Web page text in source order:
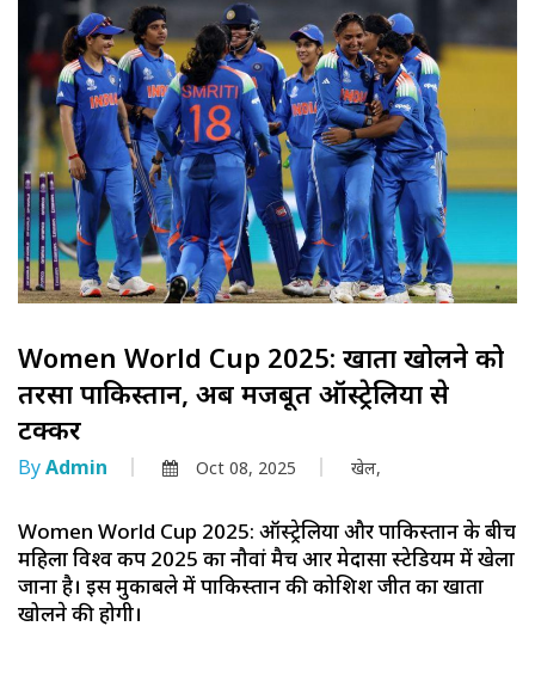
Women World Cup 2025: खाता खोलने को
तरसा पाकिस्तान, अब मजबूत ऑस्ट्रेलिया से
टक्कर
ByAdmin Oct 08, 2025 खेल,
Women World Cup 2025: ऑस्ट्रेलिया और पाकिस्तान के बीच
महिला विश्व कप 2025 का नौवां मैच आर प्रेमदासा स्टेडियम में खेला
जाना है। इस मुकाबले में पाकिस्तान की कोशिश जीत का खाता
खोलने की होगी।